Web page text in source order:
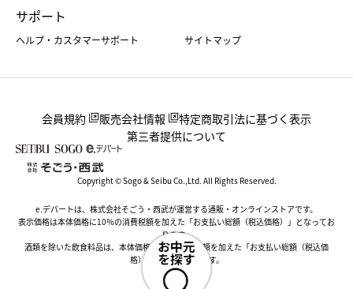
サポート
ヘルプ・カスタマーサポート サイトマップ
会員規約 販売会社情報
特定商取引法に基づく表示
第三者提供について
Copyright © Sogo & Seibu Co.,Ltd. All Rights Reserved.
e.デパートは、株式会社そごう・西武が運営する通販・オンラインストアです。
表示価格は本体価格に10％の消費税額を加えた「お支払い総額（税込価格）」となってお
ります。
酒類を除いた飲食料品は、本体価格に8％の消費税額を加えた「お支払い総額（税込価
格）」となっております。